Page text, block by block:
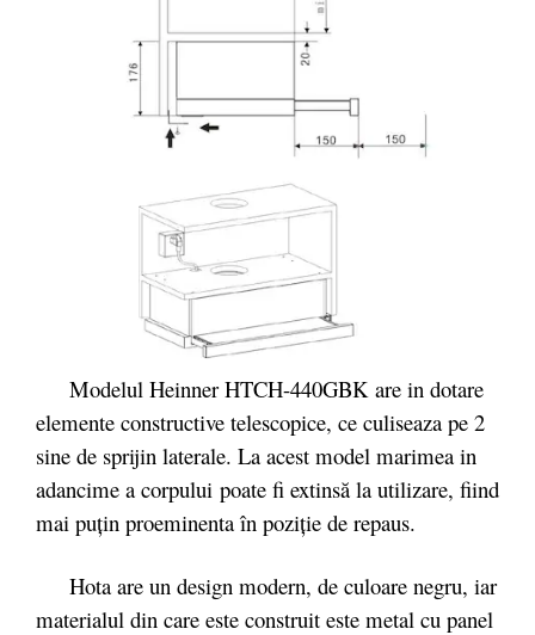
Modelul Heinner HTCH-440GBK are in dotare
elemente constructive telescopice, ce culiseaza pe 2
sine de sprijin laterale. La acest model marimea in
adancime a corpului poate fi extinsă la utilizare, fiind
mai puţin proeminenta în poziţie de repaus.
Hota are un design modern, de culoare negru, iar
materialul din care este construit este metal cu panel